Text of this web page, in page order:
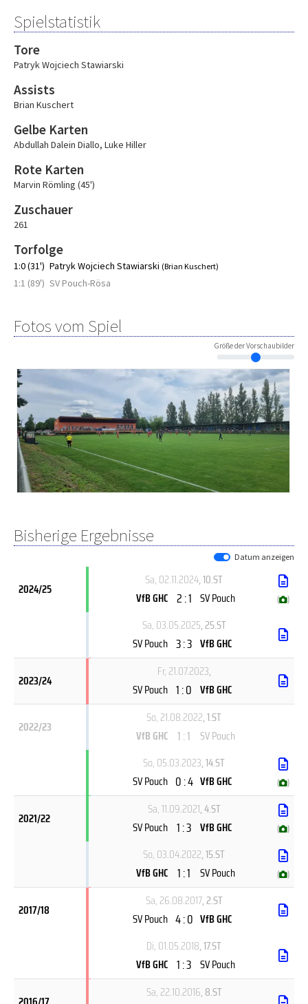
Spielstatistik
Tore
Patryk Wojciech Stawiarski
Assists
Brian Kuschert
Gelbe Karten
Abdullah Dalein Diallo, Luke Hiller
Rote Karten
Marvin Römling (45')
Zuschauer
261
Torfolge
1:0 (31') Patryk Wojciech Stawiarski (Brian Kuschert)
1:1 (89') SV Pouch-Rösa
Fotos vom Spiel
Größe der Vorschaubilder
Bisherige Ergebnisse
Datum anzeigen
2024/25
Sa, 02.11.2024, 10.ST
VfB GHC 2 : 1 SV Pouch ( )
Sa, 03.05.2025, 25.ST
SV Pouch 3 : 3 VfB GHC
2023/24
Fr, 21.07.2023,
SV Pouch 1 : 0 VfB GHC
2022/23
So, 21.08.2022, 1.ST
VfB GHC 1 : 1
SV Pouch
So, 05.03.2023, 14.ST
SV Pouch 0 : 4 VfB GHC ( )
2021/22
Sa, 11.09.2021, 4.ST
SV Pouch 1 : 3 VfB GHC ( )
So, 03.04.2022, 15.ST
VfB GHC 1 : 1 SV Pouch ( )
2017/18
Sa, 26.08.2017, 2.ST
SV Pouch 4 : 0 VfB GHC
Di, 01.05.2018, 17.ST
VfB GHC 1 : 3 SV Pouch
Sa, 22.10.2016, 8.ST